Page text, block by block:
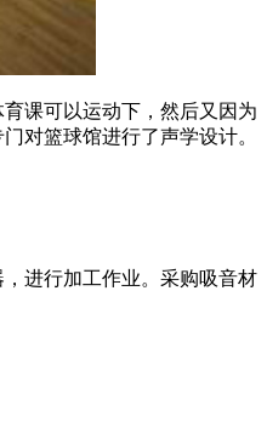
课可以运动下，然后又因为
对篮球馆进行了声学设计。
进行加工作业。采购吸音材